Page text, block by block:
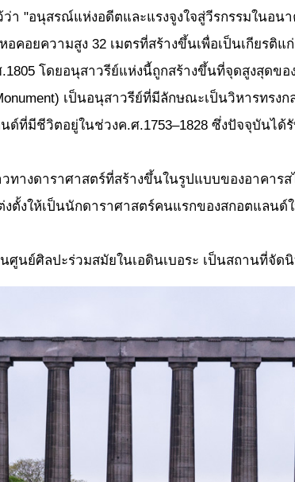
า "อนุสรณ์แห่งอดีตและแรงจูงใจสู่วีรกรรมในอ
อคอยความสูง 32 เมตรที่สร้างขึ้นเพื่อเป็นเกียรติ
โดยอนุสาวรีย์แห่งนี้ถูกสร้างขึ้นที่จุดสูงสุดข
เป็นอนุสาวรีย์ที่มีลักษณะเป็นวิหารทรง
มีชีวิตอยู่ในช่วงค.ศ.1753–1828 ซึ่งปัจจุบันได้
ทางดาราศาสตร์ที่สร้างขึ้นในรูปแบบของอาคาร
ตั้งให้เป็นนักดาราศาสตร์คนแรกของสกอตแลน
นศูนย์ศิลปะร่วมสมัยในเอดินเบอระ เป็นสถานที่จัด